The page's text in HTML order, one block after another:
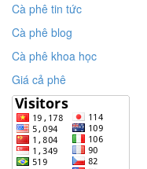
Cà phê tin tức
Cà phê blog
Cà phê khoa học
Giá cả phê